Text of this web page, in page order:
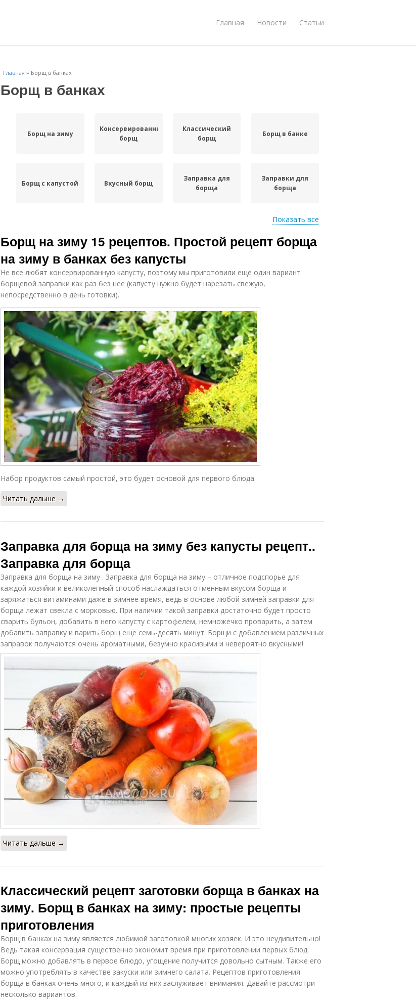
Главная Новости Статьи
Главная » Борщ в банках
Борщ в банках
Борщ на зиму
Консервированный
борщ
Классический
борщ
Борщ в банке
Борщ с капустой Вкусный борщ
Заправка для
борща
Заправки для
борща
банках
банках
борща
Замариновать свекло
в банках
Капуста для
борща
Заготовка для
борща
Борщ без
Украинский
борщ
Борщ с
телятиной
Показать все
Борщ на зиму 15 рецептов. Простой рецепт борща
на зиму в банках без капусты
Не все любят консервированную капусту, поэтому мы приготовили еще один вариант
борщевой заправки как раз без нее (капусту нужно будет нарезать свежую,
непосредственно в день готовки).
Набор продуктов самый простой, это будет основой для первого блюда:
Читать дальше →
Заправка для борща на зиму без капусты рецепт..
Заправка для борща
Заправка для борща на зиму . Заправка для борща на зиму – отличное подспорье для
каждой хозяйки и великолепный способ наслаждаться отменным вкусом борща и
заряжаться витаминами даже в зимнее время, ведь в основе любой зимней заправки для
борща лежат свекла с морковью. При наличии такой заправки достаточно будет просто
сварить бульон, добавить в него капусту с картофелем, немножечко проварить, а затем
добавить заправку и варить борщ еще семь-десять минут. Борщи с добавлением различных
заправок получаются очень ароматными, безумно красивыми и невероятно вкусными!
Читать дальше →
Классический рецепт заготовки борща в банках на
зиму. Борщ в банках на зиму: простые рецепты
приготовления
Борщ в банках на зиму является любимой заготовкой многих хозяек. И это неудивительно!
Ведь такая консервация существенно экономит время при приготовлении первых блюд.
Борщ можно добавлять в первое блюдо, угощение получится довольно сытным. Также его
можно употреблять в качестве закуски или зимнего салата. Рецептов приготовления
борща в банках очень много, и каждый из них заслуживает внимания. Давайте рассмотри
несколько вариантов.